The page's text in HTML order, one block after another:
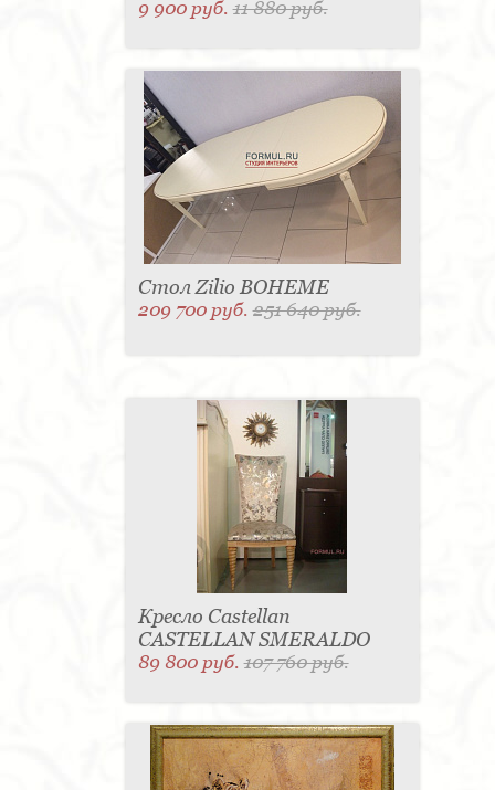
9 900 руб.11 880 руб.
Стол Zilio BOHEME
209 700 руб.251 640 руб.
Кресло Castellan
CASTELLAN SMERALDO
89 800 руб.107 760 руб.